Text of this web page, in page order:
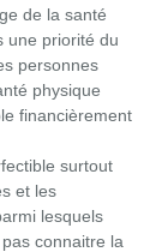
de la santé
une priorité du
personnes
physique
financièrement
surtout
et les
lesquels
connaitre la